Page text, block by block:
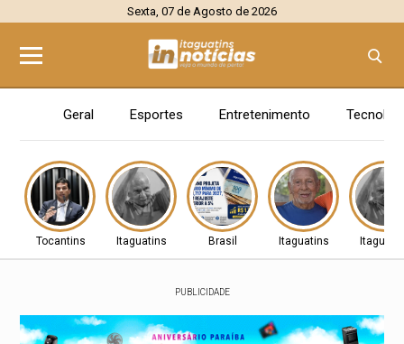
Sexta, 07 de Agosto de 2026
Geral Esportes Entretenimento
Tocantins Itaguatins Brasil Itaguatins
PUBLICIDADE